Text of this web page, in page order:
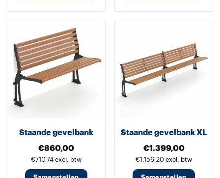
heeft
meerdere
variaties.
Deze
optie
op
de
productpagina
meerdere
variaties.
Deze
optie
op
de
productpagina
Staande gevelbank
€860,00
€710,74 excl. btw
Staande gevelbank XL
€1.399,00
€1.156,20 excl. btw